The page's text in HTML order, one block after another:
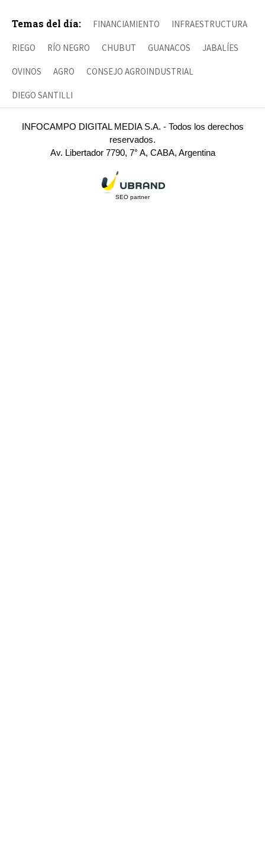
Temas del día: FINANCIAMIENTO INFRAESTRUCTURA
RIEGO RÍO NEGRO CHUBUT GUANACOS JABALÍES
OVINOS AGRO CONSEJO AGROINDUSTRIAL
DIEGO SANTILLI
INFOCAMPO DIGITAL MEDIA S.A. - Todos los derechos
reservados.
Av. Libertador 7790, 7° A, CABA, Argentina
SEO partner